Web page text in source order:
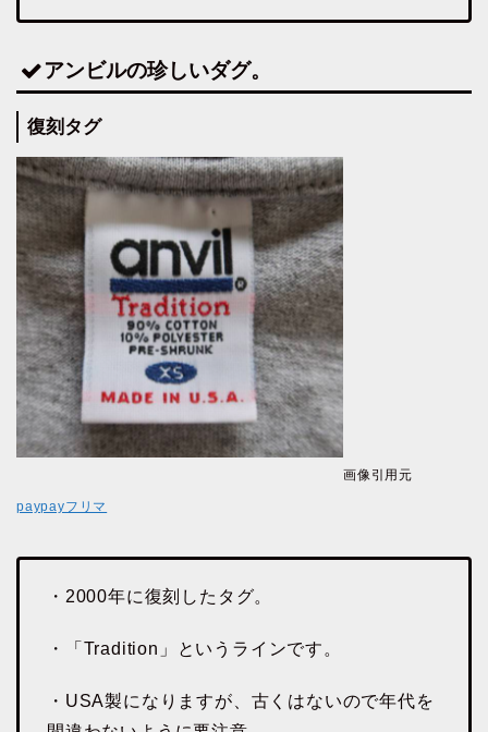
アンビルの珍しいダグ。
復刻タグ
画像引用元
paypayフリマ
・2000年に復刻したタグ。
・「Tradition」というラインです。
・USA製になりますが、古くはないので年代を